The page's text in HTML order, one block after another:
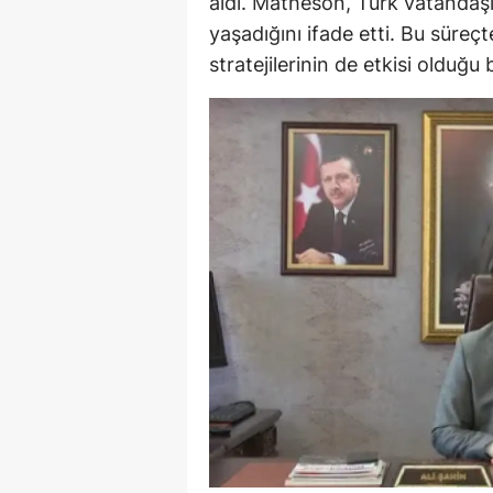
yaşadığını ifade etti. Bu
stratejilerinin de etkisi olduğu